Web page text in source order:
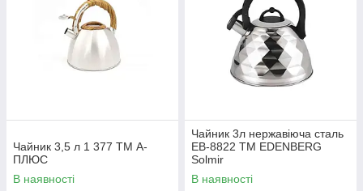
Чайник 3,5 л 1 377 ТМ А-
ПЛЮС
В наявності
Чайник 3л нержавіюча сталь
ЕВ-8822 ТМ EDENBERG
Solmir
В наявності